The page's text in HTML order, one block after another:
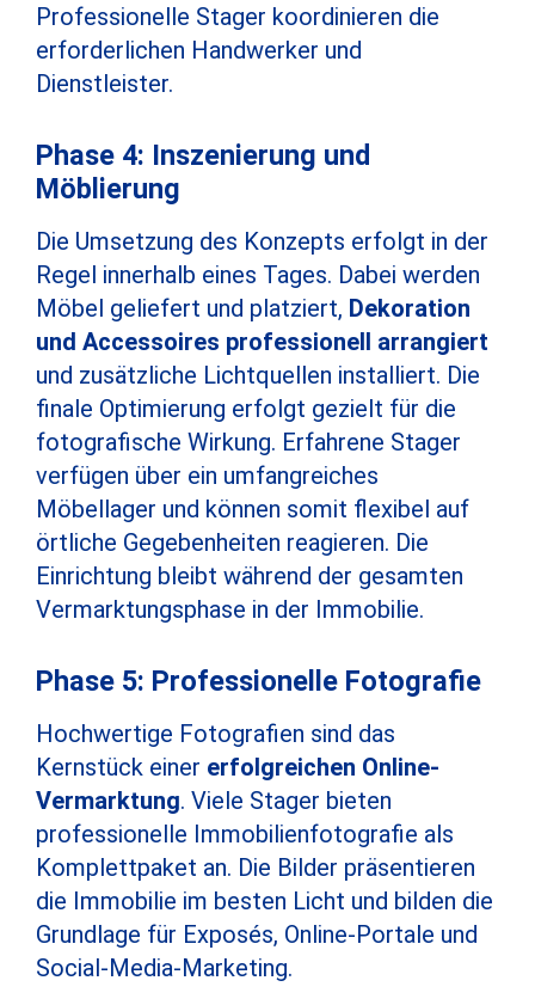
Professionelle Stager koordinieren die
erforderlichen Handwerker und
Dienstleister.
Phase 4: Inszenierung und
Möblierung
Die Umsetzung des Konzepts erfolgt in der
Regel innerhalb eines Tages. Dabei werden
Möbel geliefert und platziert, Dekoration
und Accessoires professionell arrangiert
und zusätzliche Lichtquellen installiert. Die
finale Optimierung erfolgt gezielt für die
fotografische Wirkung. Erfahrene Stager
verfügen über ein umfangreiches
Möbellager und können somit flexibel auf
örtliche Gegebenheiten reagieren. Die
Einrichtung bleibt während der gesamten
Vermarktungsphase in der Immobilie.
Phase 5: Professionelle Fotografie
Hochwertige Fotografien sind das
Kernstück einer erfolgreichen Online-
Vermarktung. Viele Stager bieten
professionelle Immobilienfotografie als
Komplettpaket an. Die Bilder präsentieren
die Immobilie im besten Licht und bilden die
Grundlage für Exposés, Online-Portale und
Social-Media-Marketing.